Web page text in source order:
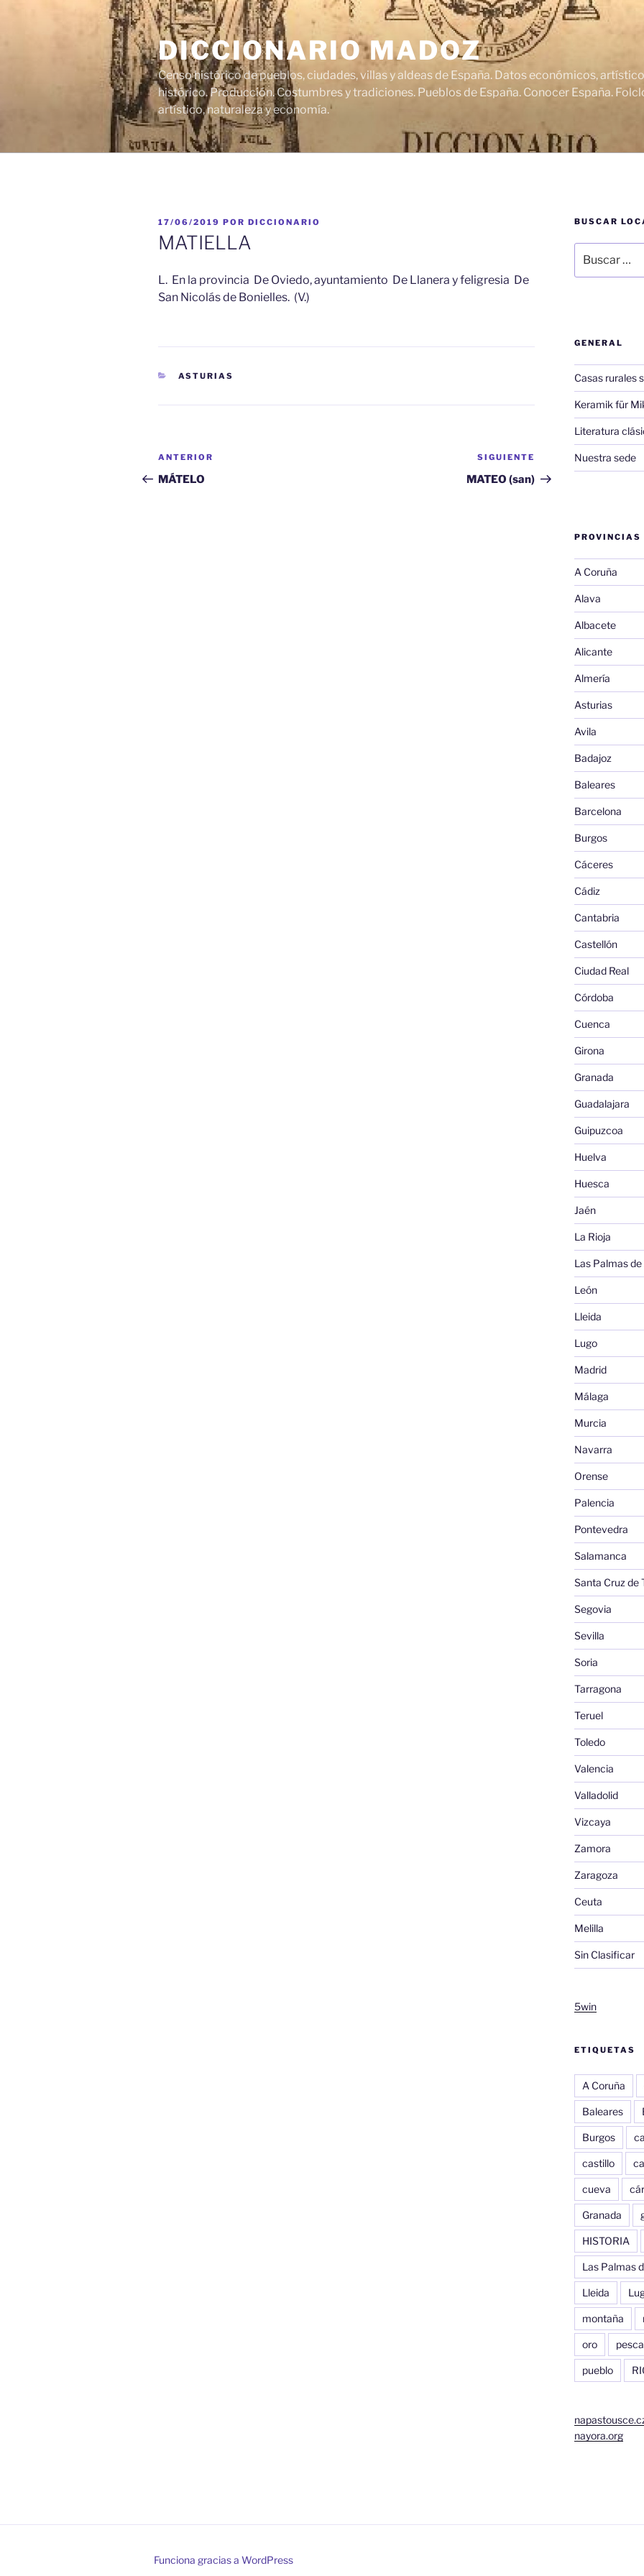
DICCIONARIO MADOZ
Censo histórico de pueblos, ciudades, villas y aldeas de España. Datos económicos,
histórico. Producción. Costumbres y tradiciones. Pueblos de España. Conocer España.
artístico, naturaleza y economía.
PUBLICADO
EL
17/06/2019 POR DICCIONARIO
MATIELLA
L. En la provincia De Oviedo, ayuntamiento De Llanera y feligresia De
San Nicolás de Bonielles. (V.)
CATEGORÍAS
ASTURIAS
Navegación
de
Entrada
anterior:
ANTERIOR
MÁTELO
Siguiente
entrada
SIGUIENTE
MATEO (san)
BUSCAR
por:
GENERAL
Casas rurales
Keramik für
Literatura
Nuestra sede
PROVINCIAS
A Coruña
Alava
Albacete
Alicante
Almería
Asturias
Avila
Badajoz
Baleares
Barcelona
Burgos
Cáceres
Cádiz
Cantabria
Castellón
Ciudad Real
Córdoba
Cuenca
Girona
Granada
Guadalajara
Guipuzcoa
Huelva
Huesca
Jaén
La Rioja
Las Palmas
León
Lleida
Lugo
Madrid
Málaga
Murcia
Navarra
Orense
Palencia
Pontevedra
Salamanca
Santa Cruz de
Segovia
Sevilla
Soria
Tarragona
Teruel
Toledo
Valencia
Valladolid
Vizcaya
Zamora
Zaragoza
Ceuta
Melilla
Sin Clasificar
5win
ETIQUETAS
A Coruña
Baleares
Burgos
castillo
cueva
Granada
HISTORIA
Las Palmas
Lleida
montaña
oro pesca
pueblo
nayora.org
Funciona gracias a WordPress